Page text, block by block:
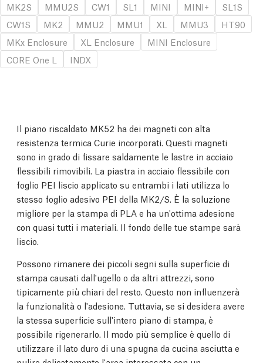
MK2S
MMU2S CW1 SL1 MINI MINI+
SL1S
CW1S
MK2 MMU2 MMU1 XL MMU3
HT90
MKx Enclosure
XL Enclosure
MINI Enclosure
CORE One L
INDX
Il piano riscaldato MK52 ha dei magneti con alta
resistenza termica Curie incorporati. Questi magneti
sono in grado di fissare saldamente le lastre in acciaio
flessibili rimovibili. La piastra in acciaio flessibile con
foglio PEI liscio applicato su entrambi i lati utilizza lo
stesso foglio adesivo PEI della MK2/S. È la soluzione
migliore per la stampa di PLA e ha un'ottima adesione
con quasi tutti i materiali. Il fondo delle tue stampe sarà
liscio.
Possono rimanere dei piccoli segni sulla superficie di
stampa causati dall'ugello o da altri attrezzi, sono
tipicamente più chiari del resto. Questo non influenzerà
la funzionalità o l'adesione. Tuttavia, se si desidera avere
la stessa superficie sull'intero piano di stampa, è
possibile rigenerarlo. Il modo più semplice è quello di
utilizzare il lato duro di una spugna da cucina asciutta e